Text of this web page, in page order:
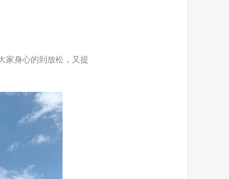
身心的到放松，又提